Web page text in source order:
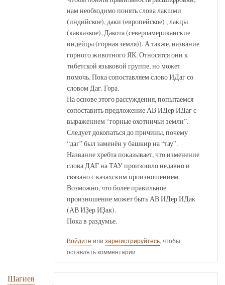
нам необходимо понять слова лакшми
(индийское), даки (европейское) , лакцы
(кавказкое), Дакота (североамериканские
индейцы (горная земля)). А также, название
горного животного ЯК. Относятся они к
тибетской языковой группе, но может
помочь. Пока сопоставляем слово ИДаг со
словом Даг. Гора.
На основе этого рассуждения, попытаемся
сопоставить предложение АВ ИДер ИДаг с
выражением “горные охотничьи земли”.
Следует докопаться до причины, почему
“даг” был заменён у башкир на “тау”.
Название хребта показывает, что изменение
слова ДАГ на ТАУ произошло недавно и
связано с казахским произношением.
Возможно, что более правильное
произношение может быть АВ ИДер ИДак
(АВ ИҘер ИҘак).
Пока в раздумье.
Войдите или зарегистрируйтесь, чтобы
оставлять комментарии
Шагиев